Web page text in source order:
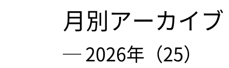
月別アーカイブ
─ 2026年（25）